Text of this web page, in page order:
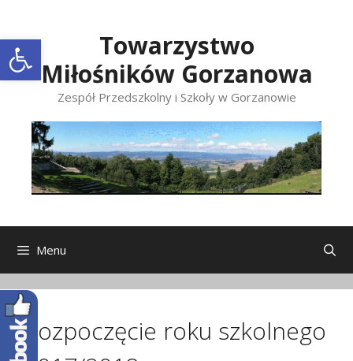
Open toolbar
treści
Towarzystwo
Miłośników Gorzanowa
Zespół Przedszkolny i Szkoły w Gorzanowie
Menu
Rozpoczęcie roku szkolnego